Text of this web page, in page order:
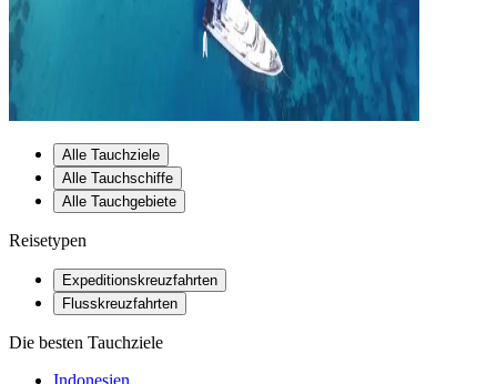
Alle Tauchziele
Alle Tauchschiffe
Alle Tauchgebiete
Reisetypen
Expeditionskreuzfahrten
Flusskreuzfahrten
Die besten Tauchziele
Indonesien